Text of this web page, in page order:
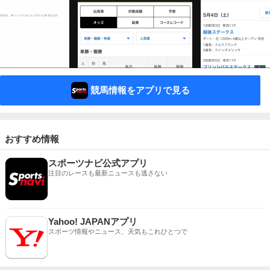
競馬情報をアプリで見る
おすすめ情報
スポーツナビ公式アプリ
注目のレースも最新ニュースも逃さない
Yahoo! JAPANアプリ
スポーツ情報やニュース、天気もこれひとつで